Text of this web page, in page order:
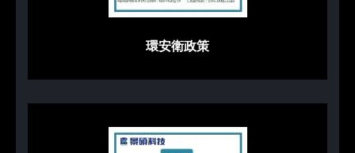
環安衛政策